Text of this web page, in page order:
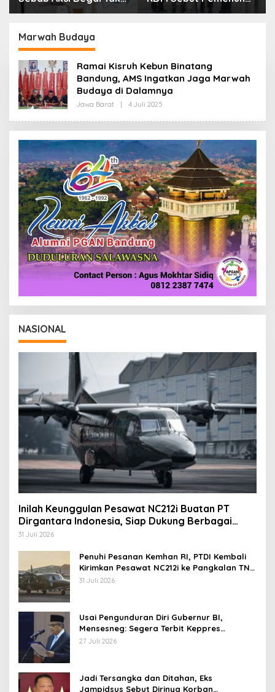
Boleh Hanya Dikaitkan
Kebutuhan Dasar
Marwah Budaya
Ramai Kisruh Kebun Binatang
Bandung, AMS Ingatkan Jaga Marwah
Budaya di Dalamnya
Jawa Barat 4 Juli 2025
E
H
R
A
K
S
I
NASIONAL
Inilah Keunggulan Pesawat NC212i Buatan PT
Dirgantara Indonesia, Siap Dukung Berbagai
Operasi TNI
31 Juli 2026
Penuhi Pesanan Kemhan RI, PTDI Kembali
Kirimkan Pesawat NC212i ke Pangkalan TNI
AU
31 Juli 2026
Usai Pengunduran Diri Gubernur BI,
Mensesneg: Segera Terbit Keppres
Pemberhentian dengan Hormat
27 Juli 2026
Jadi Tersangka dan Ditahan, Eks
Jampidsus Sebut Dirinya Korban